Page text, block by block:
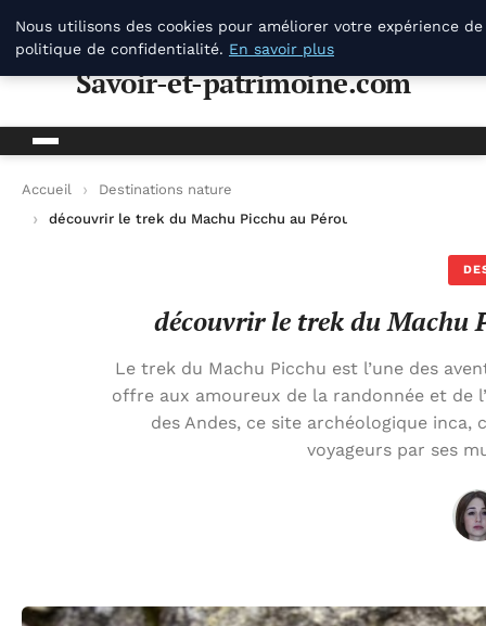
Savoir-et-patrimoine.com
Savoir-et-patrimoine.com
Accueil
Destinations nature
découvrir le trek du Machu Picchu au Pérou : conseils et
découvrir le trek du Machu
Le trek du Machu Picchu est l’une des
offre aux amoureux de la randonnée et de
des Andes, ce site archéologique inca,
voyageurs par ses
Nous utilisons des cookies pour améliorer votre expérience
politique de confidentialité. En savoir plus